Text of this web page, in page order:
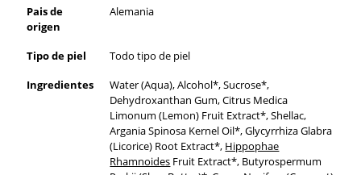
Pais de
origen
Alemania
Tipo de piel
Todo tipo de piel
Ingredientes
Water (Aqua), Alcohol*, Sucrose*,
Dehydroxanthan Gum, Citrus Medica
Limonum (Lemon) Fruit Extract*, Shellac,
Argania Spinosa Kernel Oil*, Glycyrrhiza Glabra
(Licorice) Root Extract*, Hippophae
Rhamnoides Fruit Extract*, Butyrospermum